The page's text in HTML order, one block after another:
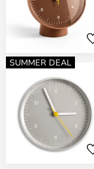
SUMMER DEAL